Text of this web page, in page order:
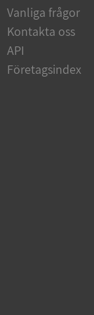
Vanliga frågor
Kontakta oss
API
Företagsindex